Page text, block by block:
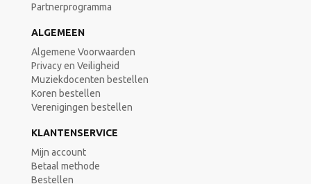
Partnerprogramma
ALGEMEEN
Algemene Voorwaarden
Privacy en Veiligheid
Muziekdocenten bestellen
Koren bestellen
Verenigingen bestellen
KLANTENSERVICE
Mijn account
Betaal methode
Bestellen